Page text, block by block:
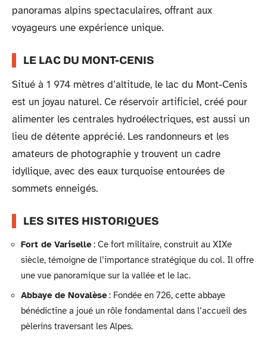
panoramas alpins spectaculaires, offrant aux
voyageurs une expérience unique.
LE LAC DU MONT-CENIS
Situé à 1 974 mètres d’altitude, le lac du Mont-Cenis
est un joyau naturel. Ce réservoir artificiel, créé pour
alimenter les centrales hydroélectriques, est aussi un
lieu de détente apprécié. Les randonneurs et les
amateurs de photographie y trouvent un cadre
idyllique, avec des eaux turquoise entourées de
sommets enneigés.
LES SITES HISTORIQUES
Fort de Variselle: Ce fort militaire, construit au XIXe
siècle, témoigne de l’importance stratégique du col. Il offre
une vue panoramique sur la vallée et le lac.
Abbaye de Novalèse: Fondée en 726, cette abbaye
bénédictine a joué un rôle fondamental dans l’accueil des
pèlerins traversant les Alpes.